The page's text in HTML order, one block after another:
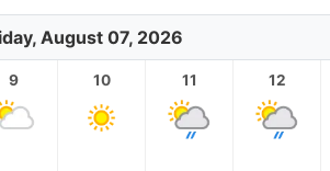
August 07, 2026
9 10 11 12